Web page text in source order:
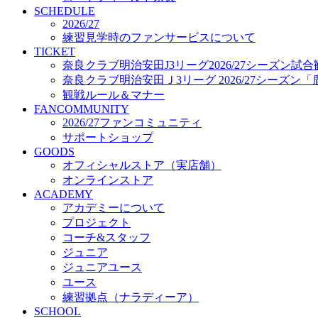
プロジェクト
コーチ&スタッフ
ジュニア
ジュニアユース
ユース
練習拠点（ナラディーア）
SCHOOL
CLUB
2026/27 パートナー企業
パートナー募集
クラブ理念
クラブ情報
サステナビリティ
Web制作支援
応援プロジェクト
SCHEDULE
2026/27
練習見学時のファンサービスについて
TICKET
奈良クラブ明治安田J3リーグ2026/27シーズン試合
奈良クラブ明治安田Ｊ3リーグ 2026/27シーズン「
観戦ルール＆マナー
FANCOMMUNITY
2026/27ファンコミュニティ
サポートショップ
GOODS
オフィシャルストア（実店舗）
オンラインストア
ACADEMY
アカデミーについて
プロジェクト
コーチ&スタッフ
ジュニア
ジュニアユース
ユース
練習拠点（ナラディーア）
SCHOOL